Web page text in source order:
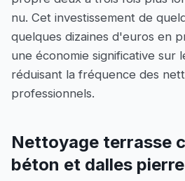
nu. Cet investissement de
quelques dizaines d'euros en
une économie significative sur
réduisant la fréquence des
professionnels.
Nettoyage terrasse
béton et dalles pierre